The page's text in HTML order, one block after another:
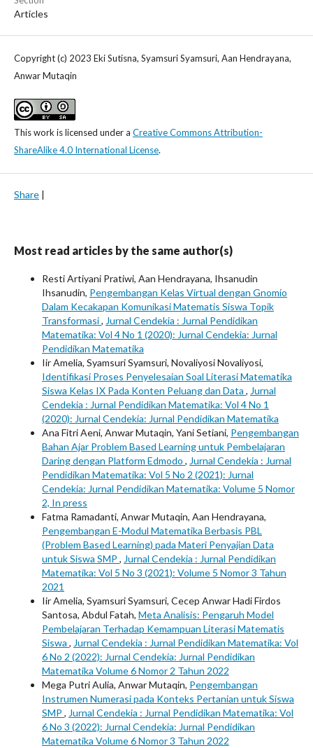
Articles
Copyright (c) 2023 Eki Sutisna, Syamsuri Syamsuri, Aan Hendrayana,
Anwar Mutaqin
This work is licensed under a Creative Commons Attribution-
ShareAlike 4.0 International License.
Share |
Most read articles by the same author(s)
Resti Artiyani Pratiwi, Aan Hendrayana, Ihsanudin
Ihsanudin, Pengembangan Kelas Virtual dengan Gnomio
Dalam Kecakapan Komunikasi Matematis Siswa Topik
Transformasi, Jurnal Cendekia : Jurnal Pendidikan
Matematika: Vol 4 No 1 (2020): Jurnal Cendekia: Jurnal
Pendidikan Matematika
Iir Amelia, Syamsuri Syamsuri, Novaliyosi Novaliyosi,
Identifikasi Proses Penyelesaian Soal Literasi Matematika
Siswa Kelas IX Pada Konten Peluang dan Data , Jurnal
Cendekia : Jurnal Pendidikan Matematika: Vol 4 No 1
(2020): Jurnal Cendekia: Jurnal Pendidikan Matematika
Ana Fitri Aeni, Anwar Mutaqin, Yani Setiani, Pengembangan
Bahan Ajar Problem Based Learning untuk Pembelajaran
Daring dengan Platform Edmodo , Jurnal Cendekia : Jurnal
Pendidikan Matematika: Vol 5 No 2 (2021): Jurnal
Cendekia: Jurnal Pendidikan Matematika: Volume 5 Nomor
2, In press
Fatma Ramadanti, Anwar Mutaqin, Aan Hendrayana,
Pengembangan E-Modul Matematika Berbasis PBL
(Problem Based Learning) pada Materi Penyajian Data
untuk Siswa SMP , Jurnal Cendekia : Jurnal Pendidikan
Matematika: Vol 5 No 3 (2021): Volume 5 Nomor 3 Tahun
2021
Iir Amelia, Syamsuri Syamsuri, Cecep Anwar Hadi Firdos
Santosa, Abdul Fatah, Meta Analisis: Pengaruh Model
Pembelajaran Terhadap Kemampuan Literasi Matematis
Siswa , Jurnal Cendekia : Jurnal Pendidikan Matematika: Vol
6 No 2 (2022): Jurnal Cendekia: Jurnal Pendidikan
Matematika Volume 6 Nomor 2 Tahun 2022
Mega Putri Aulia, Anwar Mutaqin, Pengembangan
Instrumen Numerasi pada Konteks Pertanian untuk Siswa
SMP , Jurnal Cendekia : Jurnal Pendidikan Matematika: Vol
6 No 3 (2022): Jurnal Cendekia: Jurnal Pendidikan
Matematika Volume 6 Nomor 3 Tahun 2022